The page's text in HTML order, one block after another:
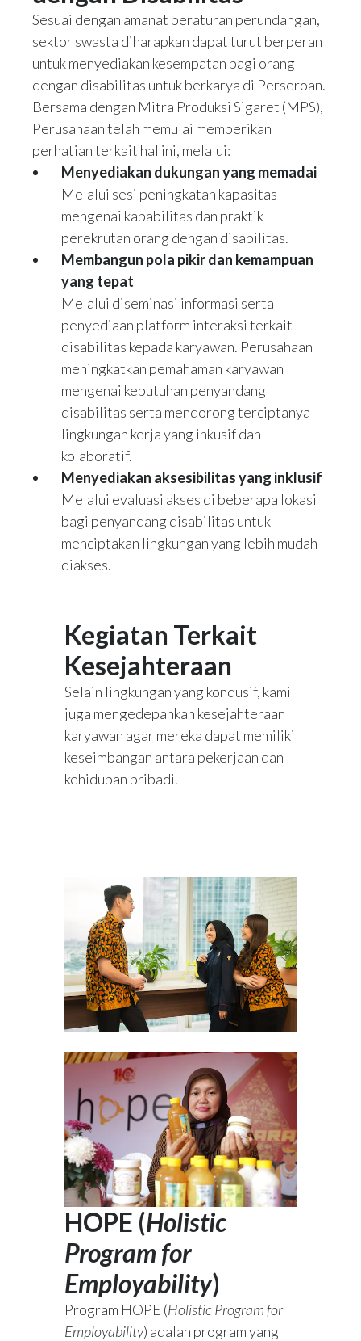
Sesuai dengan amanat peraturan perundangan,
sektor swasta diharapkan dapat turut berperan
untuk menyediakan kesempatan bagi orang
dengan disabilitas untuk berkarya di Perseroan.
Bersama dengan Mitra Produksi Sigaret (MPS),
Perusahaan telah memulai memberikan
perhatian terkait hal ini, melalui:
Menyediakan dukungan yang memadai
Melalui sesi peningkatan kapasitas
mengenai kapabilitas dan praktik
perekrutan orang dengan disabilitas.
Membangun pola pikir dan kemampuan
yang tepat
Melalui diseminasi informasi serta
penyediaan platform interaksi terkait
disabilitas kepada karyawan. Perusahaan
meningkatkan pemahaman karyawan
mengenai kebutuhan penyandang
disabilitas serta mendorong terciptanya
lingkungan kerja yang inkusif dan
kolaboratif.
Menyediakan aksesibilitas yang inklusif
Melalui evaluasi akses di beberapa lokasi
bagi penyandang disabilitas untuk
menciptakan lingkungan yang lebih mudah
diakses.
Kegiatan Terkait
Kesejahteraan
Selain lingkungan yang kondusif, kami
juga mengedepankan kesejahteraan
karyawan agar mereka dapat memiliki
keseimbangan antara pekerjaan dan
kehidupan pribadi.
HOPE (Holistic
Program for
Employability)
Program HOPE (Holistic Program for
Employability) adalah program yang